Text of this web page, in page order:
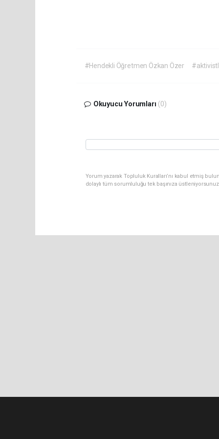
#Hendekli Öğretmen Özkan Özer
Okuyucu Yorumları (0)
Yorum yazarak Topluluk Kuralları’nı kabul etmiş
dolaylı tüm sorumluluğu tek başınıza